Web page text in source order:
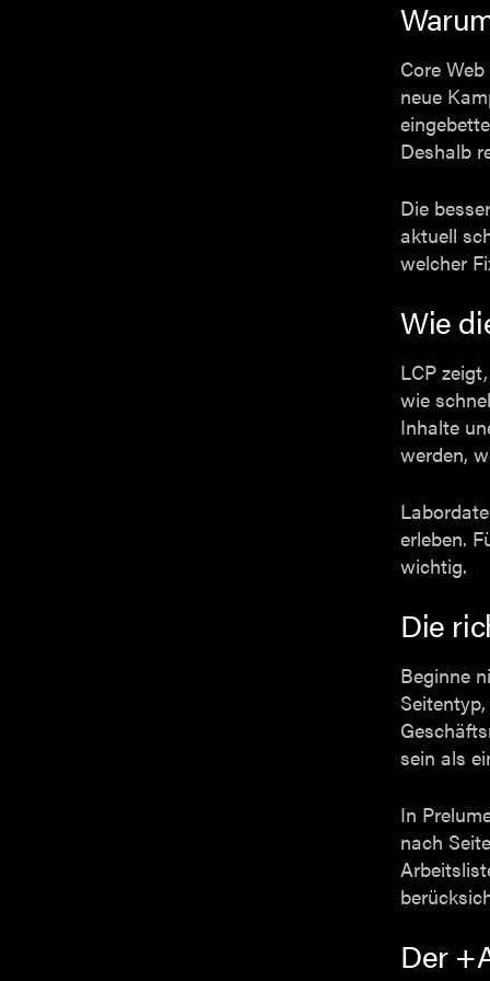
Core
neue
Deshalb
Die
aktuell
welcher
Wie
LCP
wie
Inhalte
werden,
erleben.
wichtig.
Die
Beginne
sein als
In
nach
Der